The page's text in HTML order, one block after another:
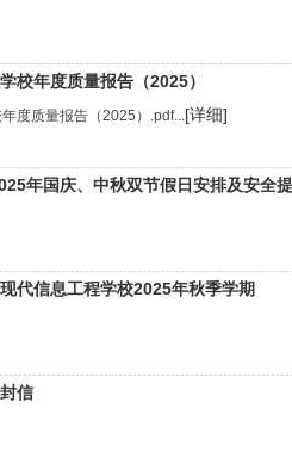
校年度质量报告（2025）
度质量报告（2025）.pdf...[详细]
年国庆、中秋双节假日安排及安全
代信息工程学校2025年秋季学期
信